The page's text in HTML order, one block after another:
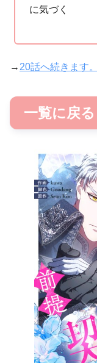
に気づく
→20話へ続きます。
一覧に戻る